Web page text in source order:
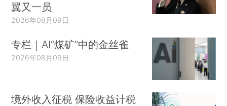
翼又一员
2026年08月09日
专栏｜AI“煤矿”中的金丝雀
2026年08月09日
境外收入征税 保险收益计税